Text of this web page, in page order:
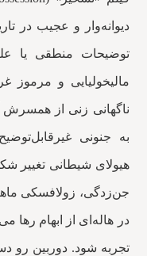
دیوانه‌وار و عجیب در
توضیحات منطقی یا
مالیخولیایی و مرموز
ناگهانی زنی از همسرش
به جنونی
هیولای شیطانی تغییر
جن‌زدگی، زولافسکی
در هاله‌ای از ابهام رها
تجربه شود. دوربین رو